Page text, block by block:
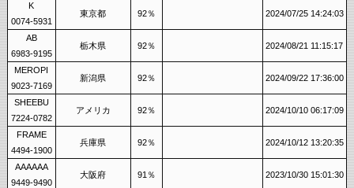
K
0074-5931
東京都 92％ 2024/07/25 14:24:03
AB
6983-9195
栃木県 92％ 2024/08/21 11:15:17
MEROPI
9023-7169
新潟県 92％ 2024/09/22 17:36:00
SHEEBU
7224-0782
アメリカ 92％ 2024/10/10 06:17:09
FRAME
4494-1900
兵庫県 92％ 2024/10/12 13:20:35
AAAAAA
9449-9490
大阪府 91％ 2023/10/30 15:01:30